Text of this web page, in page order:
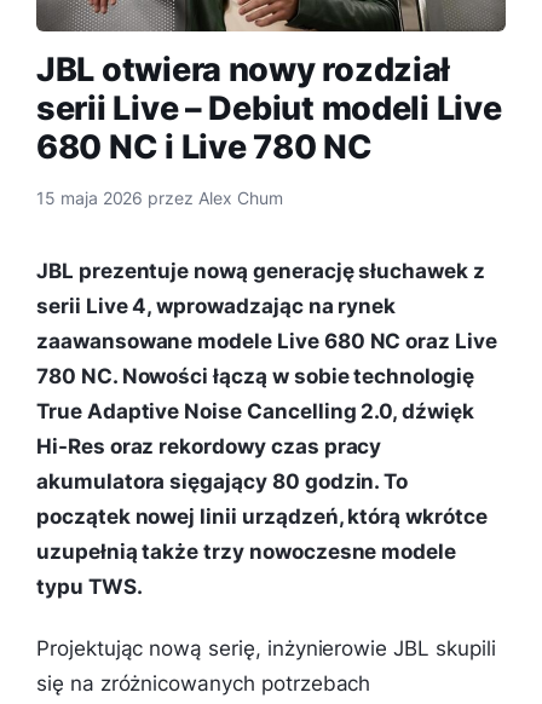
JBL otwiera nowy rozdział
serii Live – Debiut modeli Live
680 NC i Live 780 NC
15 maja 2026 przez Alex Chum
JBL prezentuje nową generację słuchawek z
serii Live 4, wprowadzając na rynek
zaawansowane modele Live 680 NC oraz Live
780 NC. Nowości łączą w sobie technologię
True Adaptive Noise Cancelling 2.0, dźwięk
Hi-Res oraz rekordowy czas pracy
akumulatora sięgający 80 godzin. To
początek nowej linii urządzeń, którą wkrótce
uzupełnią także trzy nowoczesne modele
typu TWS.
Projektując nową serię, inżynierowie JBL skupili
się na zróżnicowanych potrzebach